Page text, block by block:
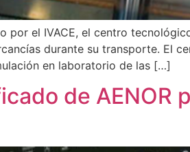
por el IVACE, el centro
durante su transporte. El
en laboratorio de las […]
de AENOR